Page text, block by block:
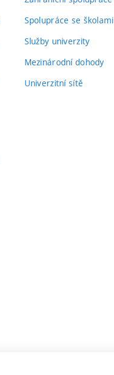
Spolupráce se školami
Služby univerzity
Mezinárodní dohody
Univerzitní sítě